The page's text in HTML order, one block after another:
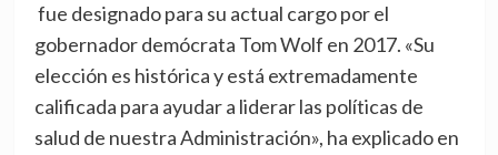
fue designado para su actual cargo por el
gobernador demócrata Tom Wolf en 2017. «Su
elección es histórica y está extremadamente
calificada para ayudar a liderar las políticas de
salud de nuestra Administración», ha explicado en